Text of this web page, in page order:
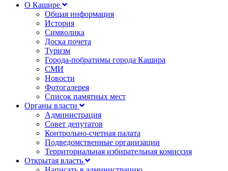
О Кашире
Общая информация
История
Символика
Доска почета
Туризм
Города-побратимы города Кашира
СМИ
Новости
Фотогалерея
Список памятных мест
Органы власти
Администрация
Совет депутатов
Контрольно-счетная палата
Подведомственные организации
Территориальная избирательная комиссия
Открытая власть